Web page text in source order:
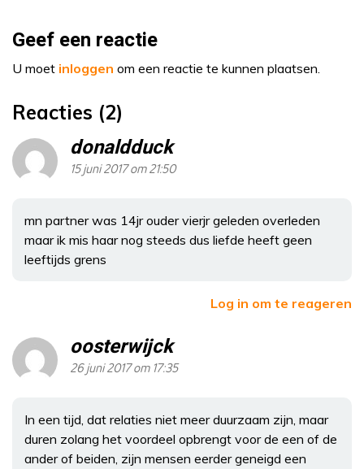
Geef een reactie
U moet inloggen om een reactie te kunnen plaatsen.
Reacties (2)
donaldduck
15 juni 2017 om 21:50
mn partner was 14jr ouder vierjr geleden overleden
maar ik mis haar nog steeds dus liefde heeft geen
leeftijds grens
Log in om te reageren
oosterwijck
26 juni 2017 om 17:35
In een tijd, dat relaties niet meer duurzaam zijn, maar
duren zolang het voordeel opbrengt voor de een of de
ander of beiden, zijn mensen eerder geneigd een